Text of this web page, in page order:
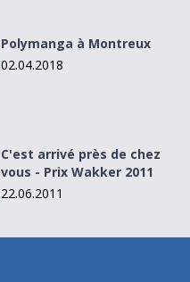
Polymanga à Montreux
02.04.2018
C'est arrivé près de chez
vous - Prix Wakker 2011
22.06.2011